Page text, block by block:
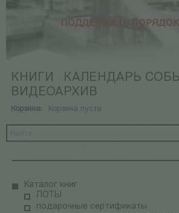
КНИГИ
КАЛЕНДАРЬ
ВИДЕОАРХИВ
Корзина: Корзина пуста
Каталог книг
ЛОТЫ
подарочные сертификаты